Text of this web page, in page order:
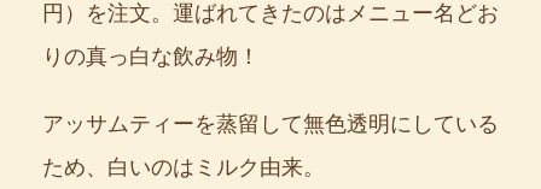
円）を注文。運ばれてきたのはメニュー名どお
りの真っ白な飲み物！
アッサムティーを蒸留して無色透明にしている
ため、白いのはミルク由来。